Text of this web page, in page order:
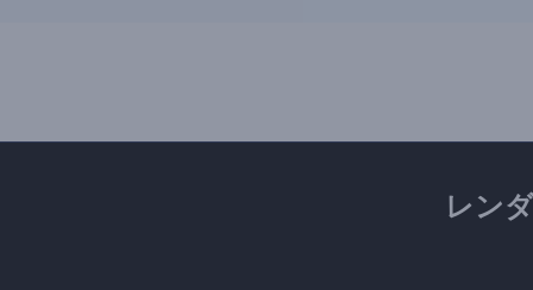
レン